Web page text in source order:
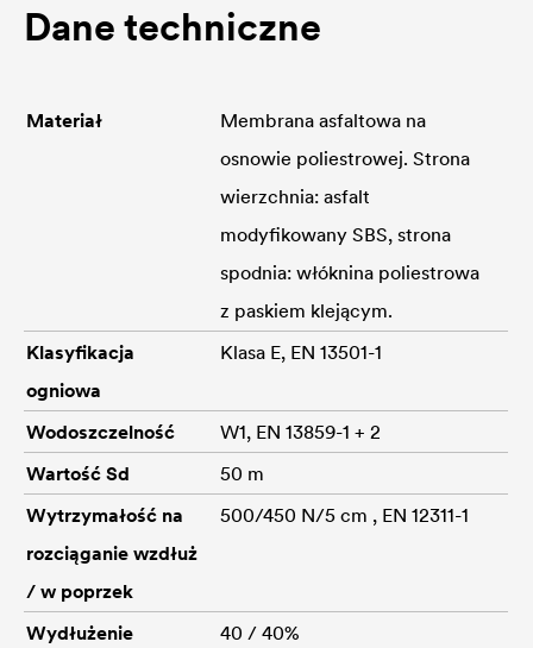
Dane techniczne
Materiał
Membrana asfaltowa na
osnowie poliestrowej. Strona
wierzchnia: asfalt
modyfikowany SBS, strona
spodnia: włóknina poliestrowa
z paskiem klejącym.
Klasyfikacja
ogniowa
Klasa E, EN 13501-1
Wodoszczelność
W1, EN 13859-1 + 2
Wartość Sd
50 m
Wytrzymałość na
rozciąganie wzdłuż
/ w poprzek
500/450 N/5 cm , EN 12311-1
Wydłużenie
40 / 40%